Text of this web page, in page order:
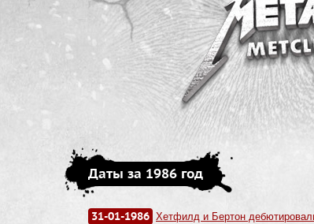
Даты за 1986 год
31-01-1986 Хетфилд и Бертон